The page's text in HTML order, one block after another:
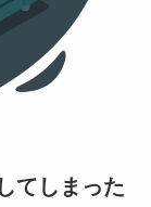
てしまった